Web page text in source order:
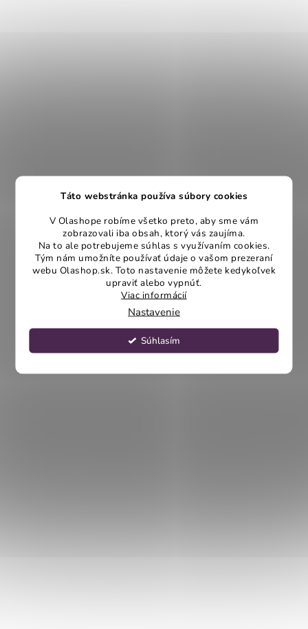
Táto webstránka používa súbory cookies
V Olashope robíme všetko preto, aby sme vám
zobrazovali iba obsah, ktorý vás zaujíma.
Na to ale potrebujeme súhlas s využívaním cookies.
Tým nám umožníte používať údaje o vašom prezeraní
webu Olashop.sk. Toto nastavenie môžete kedykoľvek
upraviť alebo vypnúť.
Viac informácií
Nastavenie
Súhlasím